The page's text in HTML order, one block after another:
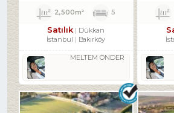
2,500m² 5
Satılık
Dükkan
İstanbul
Bakırköy
MELTEM ÖNDER